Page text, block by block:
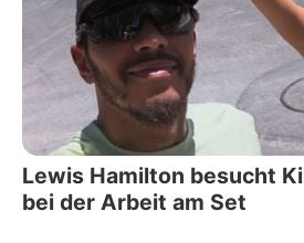
Lewis Hamilton besucht
bei der Arbeit am Set